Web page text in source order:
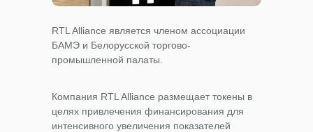
Компания RTL Alliance размещает токены в
целях привлечения финансирования для
интенсивного увеличения показателей
RTL Alliance является членом ассоциации
БАМЭ и Белорусской торгово-
промышленной палаты.